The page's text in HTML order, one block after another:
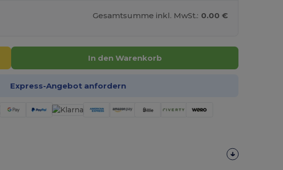
Gesamtsumme inkl. MwSt.: 0.00 €
In den Warenkorb
Express-Angebot anfordern